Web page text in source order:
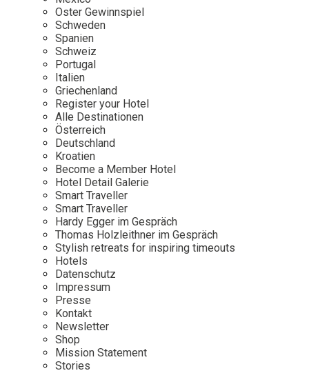
Mexico
Niederlande
Österreich
Portugal
Schweden
Spanien
Schweiz
Persönlichkeiten
Our Story
Career
Kontakt
Impressum
Oster Gewinnspiel
Schweden
Spanien
Schweiz
Portugal
Italien
Griechenland
Register your Hotel
Alle Destinationen
Österreich
Deutschland
Kroatien
Become a Member Hotel
Hotel Detail Galerie
Smart Traveller
Smart Traveller
Hardy Egger im Gespräch
Thomas Holzleithner im Gespräch
Stylish retreats for inspiring timeouts
Hotels
Datenschutz
Impressum
Presse
Kontakt
Newsletter
Shop
Mission Statement
Stories